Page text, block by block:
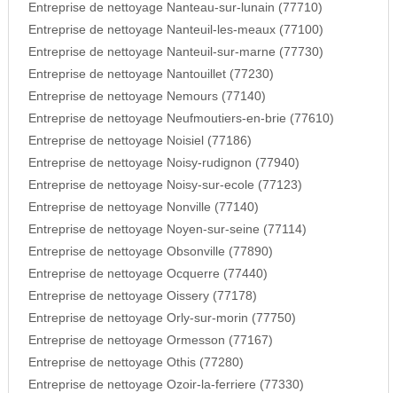
Entreprise de nettoyage Nanteau-sur-lunain (77710)
Entreprise de nettoyage Nanteuil-les-meaux (77100)
Entreprise de nettoyage Nanteuil-sur-marne (77730)
Entreprise de nettoyage Nantouillet (77230)
Entreprise de nettoyage Nemours (77140)
Entreprise de nettoyage Neufmoutiers-en-brie (77610)
Entreprise de nettoyage Noisiel (77186)
Entreprise de nettoyage Noisy-rudignon (77940)
Entreprise de nettoyage Noisy-sur-ecole (77123)
Entreprise de nettoyage Nonville (77140)
Entreprise de nettoyage Noyen-sur-seine (77114)
Entreprise de nettoyage Obsonville (77890)
Entreprise de nettoyage Ocquerre (77440)
Entreprise de nettoyage Oissery (77178)
Entreprise de nettoyage Orly-sur-morin (77750)
Entreprise de nettoyage Ormesson (77167)
Entreprise de nettoyage Othis (77280)
Entreprise de nettoyage Ozoir-la-ferriere (77330)